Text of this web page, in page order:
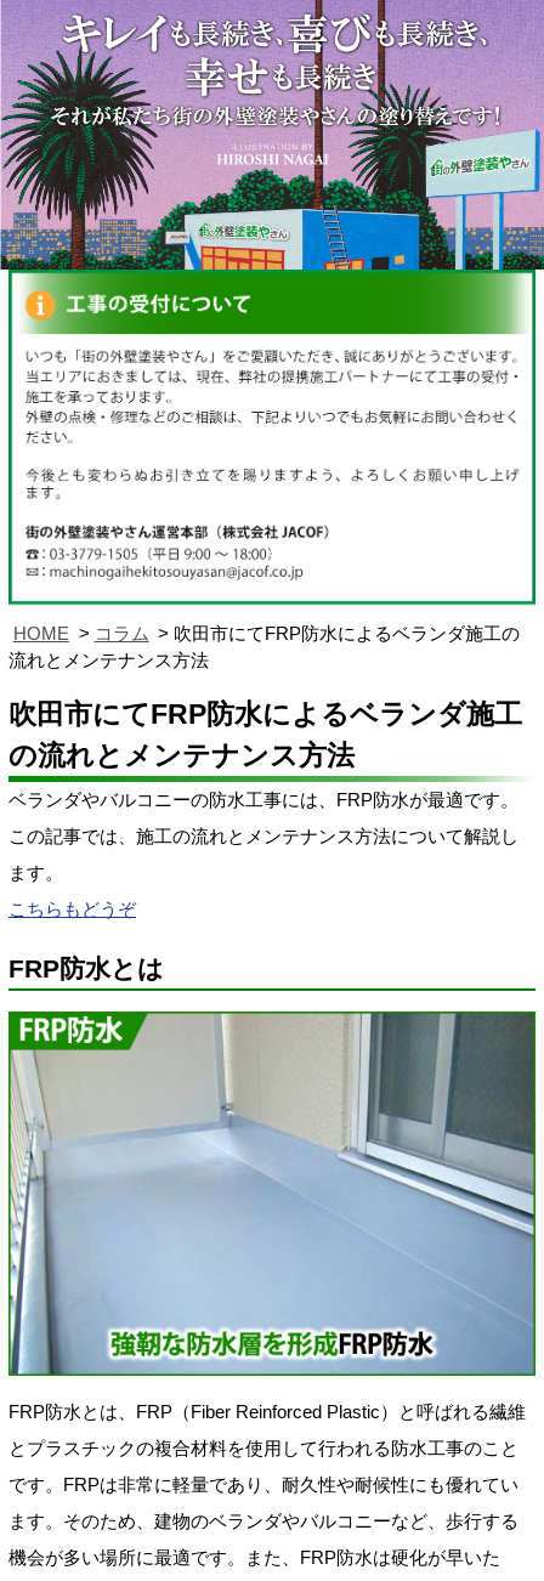
HOME コラム
吹田市にてFRP防水によるベランダ施工の
流れとメンテナンス方法
吹田市にてFRP防水によるベランダ施工
の流れとメンテナンス方法
ベランダやバルコニーの防水工事には、FRP防水が最適です。
この記事では、施工の流れとメンテナンス方法について解説し
ます。
こちらもどうぞ
FRP防水とは
FRP防水とは、FRP（Fiber Reinforced Plastic）と呼ばれる繊維
とプラスチックの複合材料を使用して行われる防水工事のこと
です。FRPは非常に軽量であり、耐久性や耐候性にも優れてい
ます。そのため、建物のベランダやバルコニーなど、歩行する
機会が多い場所に最適です。また、FRP防水は硬化が早いた